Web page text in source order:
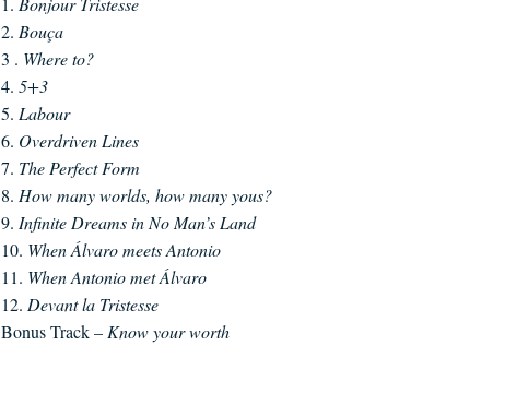
2. Bouça
3 . Where to?
4.5+3
5. Labour
6. Overdriven Lines
7. The Perfect Form
8. How many worlds, how many yous?
9. Infinite Dreams in No Man’s Land
10. When Álvaro meets Antonio
11. When Antonio met Álvaro
12. Devant la Tristesse
Bonus Track – Know your worth